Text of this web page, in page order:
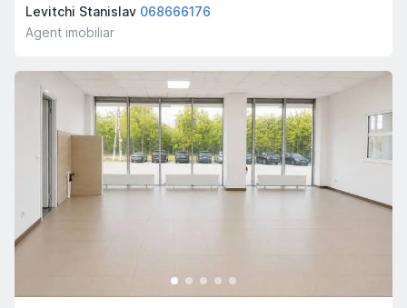
Levitchi Stanislav 068666176
Agent imobiliar